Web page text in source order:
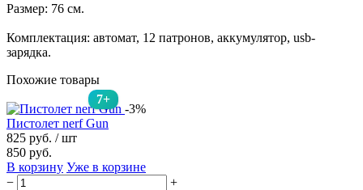
Размер: 76 см.
Комплектация: автомат, 12 патронов, аккумулятор, usb-
зарядка.
Похожие товары
7+
-3%
Пистолет nerf Gun
825 руб. / шт
850 руб.
В корзину Уже в корзине
−
+